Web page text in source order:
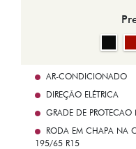
AR-CONDICIONADO
DIREÇÃO ELÉTRICA
GRADE DE PROTECAO
RODA EM CHAPA NA
195/65 R15